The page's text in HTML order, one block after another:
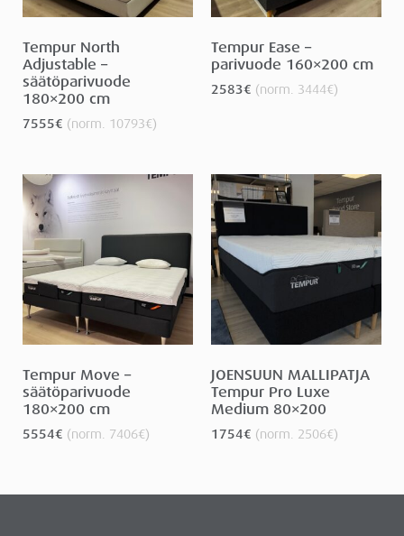
Tempur North
Adjustable –
säätöparivuode
180×200 cm
7555€ (norm. 10793€)
Tempur Ease –
parivuode 160×200 cm
2583€ (norm. 3444€)
Tempur Move –
säätöparivuode
180×200 cm
5554€ (norm. 7406€)
JOENSUUN MALLIPATJA
Tempur Pro Luxe
Medium 80×200
1754€ (norm. 2506€)